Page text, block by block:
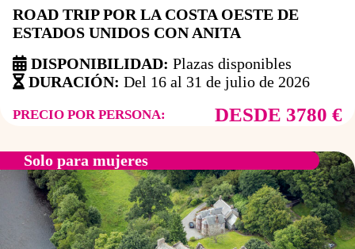
ROAD TRIP POR LA COSTA OESTE DE
ESTADOS UNIDOS CON ANITA
DISPONIBILIDAD: Plazas disponibles
DURACIÓN: Del 16 al 31 de julio de 2026
PRECIO POR PERSONA: DESDE 3780 €
Solo para mujeres